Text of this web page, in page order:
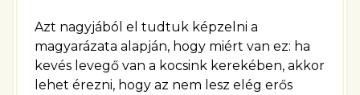
Azt nagyjából el tudtuk képzelni a
magyarázata alapján, hogy miért van ez: ha
kevés levegő van a kocsink kerekében, akkor
lehet érezni, hogy az nem lesz elég erős